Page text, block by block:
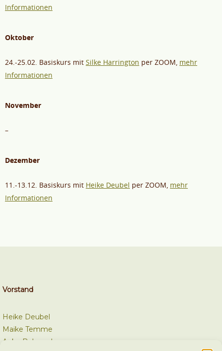
Informationen
Oktober
24.-25.02. Basiskurs mit Silke Harrington per ZOOM, mehr
Informationen
November
–
Dezember
11.-13.12. Basiskurs mit Heike Deubel per ZOOM, mehr
Informationen
Vorstand
Heike Deubel
Maike Temme
Anke Behrend